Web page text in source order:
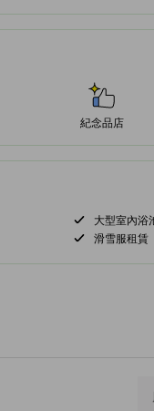
紀念品店
大型室內浴
滑雪服租賃